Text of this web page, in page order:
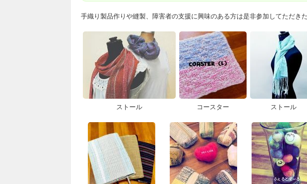
手織り製品作りや縫製、障害者の支援に興味のある方は是非参加してただきた
ストール コースター ストール